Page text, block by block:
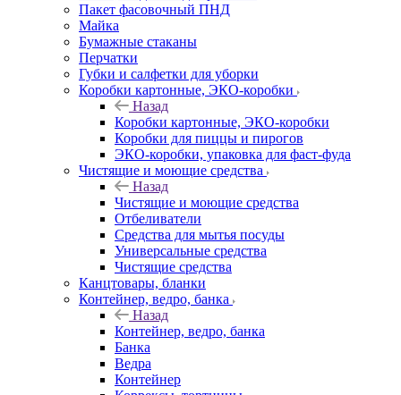
Пакет фасовочный ПНД
Майка
Бумажные стаканы
Перчатки
Губки и салфетки для уборки
Коробки картонные, ЭКО-коробки
Назад
Коробки картонные, ЭКО-коробки
Коробки для пиццы и пирогов
ЭКО-коробки, упаковка для фаст-фуда
Чистящие и моющие средства
Назад
Чистящие и моющие средства
Отбеливатели
Средства для мытья посуды
Универсальные средства
Чистящие средства
Канцтовары, бланки
Контейнер, ведро, банка
Назад
Контейнер, ведро, банка
Банка
Ведра
Контейнер